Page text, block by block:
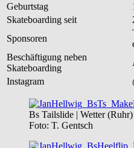
Geburtstag
Skateboarding seit
Sponsoren
Beschäftigung neben
Skateboarding
Instagram
Bs Tailslide | Wetter (Ruhr)
Foto: T. Gentsch